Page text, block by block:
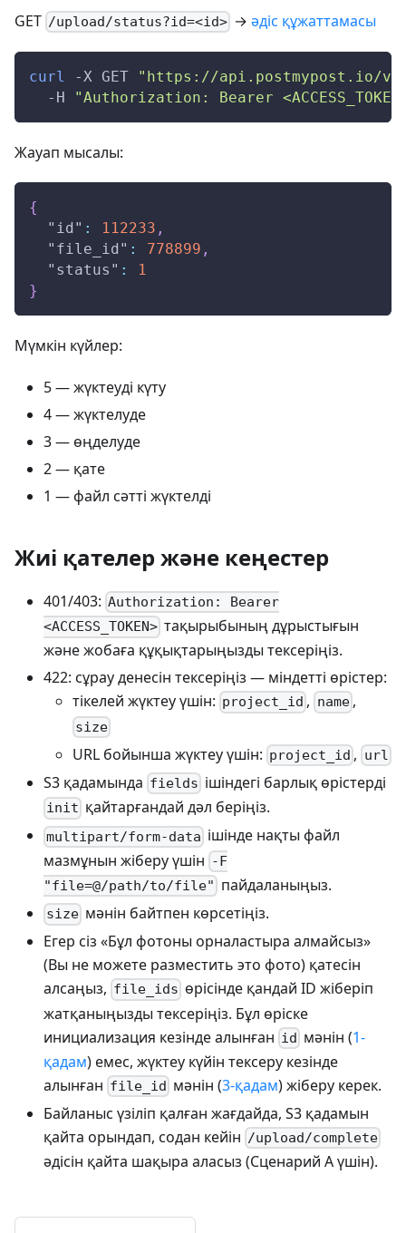
GET /upload/status?id=<id> →әдіс құжаттамасы
curl -X GET
"https://api.postmypost.io/
-H
"Authorization: Bearer
Жауап мысалы:
{
"id" : 112233 ,
"file_id" : 778899 ,
"status" :
1
}
Мүмкін күйлер:
5 — жүктеуді күту
4 — жүктелуде
3 — өңделуде
2 — қате
1 — файл сәтті жүктелді
Жиі қателер және кеңестер
401/403: Authorization: Bearer
<ACCESS_TOKEN> тақырыбының дұрыстығын
және жобаға құқықтарыңызды тексеріңіз.
422: сұрау денесін тексеріңіз — міндетті өрістер:
тікелей жүктеу үшін: project_id , name,
size
URL бойынша жүктеу үшін: project_id , url
S3 қадамында fields ішіндегі барлық өрістерді
init қайтарғандай дәл беріңіз.
multipart/form-data ішінде нақты файл
мазмұнын жіберу үшін -F
"file=@/path/to/file" пайдаланыңыз.
size мәнін байтпен көрсетіңіз.
Егер сіз «Бұл фотоны орналастыра алмайсыз»
(Вы не можете разместить это фото) қатесін
алсаңыз, file_ids өрісінде қандай ID жіберіп
жатқаныңызды тексеріңіз. Бұл өріске
инициализация кезінде алынған id мәнін (1-
қадам) емес, жүктеу күйін тексеру кезінде
алынған file_id мәнін (3-қадам) жіберу керек.
Байланыс үзіліп қалған жағдайда, S3 қадамын
қайта орындап, содан кейін /upload/complete
әдісін қайта шақыра аласыз (Сценарий A үшін).